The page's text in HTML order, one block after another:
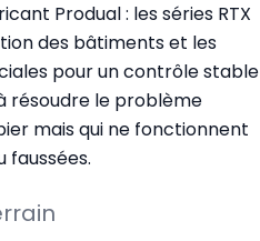
Produal : les séries RTX
des bâtiments et les
pour un contrôle stable
résoudre le problème
mais qui ne fonctionnent
faussées.